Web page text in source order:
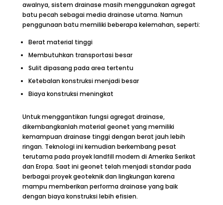
awalnya, sistem drainase masih menggunakan agregat
batu pecah sebagai media drainase utama. Namun
penggunaan batu memiliki beberapa kelemahan, seperti:
Berat material tinggi
Membutuhkan transportasi besar
Sulit dipasang pada area tertentu
Ketebalan konstruksi menjadi besar
Biaya konstruksi meningkat
Untuk menggantikan fungsi agregat drainase,
dikembangkanlah material geonet yang memiliki
kemampuan drainase tinggi dengan berat jauh lebih
ringan. Teknologi ini kemudian berkembang pesat
terutama pada proyek landfill modern di Amerika Serikat
dan Eropa. Saat ini geonet telah menjadi standar pada
berbagai proyek geoteknik dan lingkungan karena
mampu memberikan performa drainase yang baik
dengan biaya konstruksi lebih efisien.